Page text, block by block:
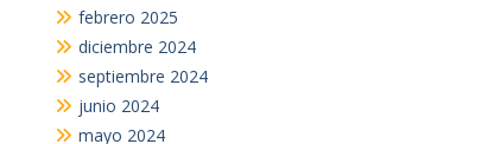
febrero 2025
diciembre 2024
septiembre 2024
junio 2024
mayo 2024